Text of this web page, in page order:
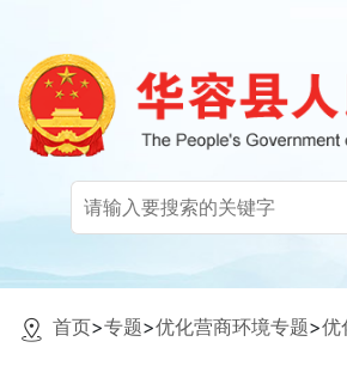
首页>专题>优化营商环境专题>优